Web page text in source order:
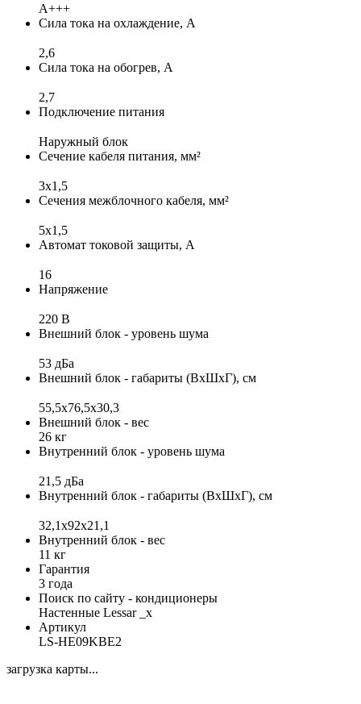
A+++
Сила тока на охлаждение, А
2,6
Сила тока на обогрев, А
2,7
Подключение питания
Наружный блок
Сечение кабеля питания, мм²
3x1,5
Сечения межблочного кабеля, мм²
5x1,5
Автомат токовой защиты, А
16
Напряжение
220 В
Внешний блок - уровень шума
53 дБа
Внешний блок - габариты (ВхШхГ), см
55,5х76,5х30,3
Внешний блок - вес
26 кг
Внутренний блок - уровень шума
21,5 дБа
Внутренний блок - габариты (ВхШхГ), см
32,1х92х21,1
Внутренний блок - вес
11 кг
Гарантия
3 года
Поиск по сайту - кондиционеры
Настенные Lessar _x
Артикул
LS-HE09KBE2
загрузка карты...